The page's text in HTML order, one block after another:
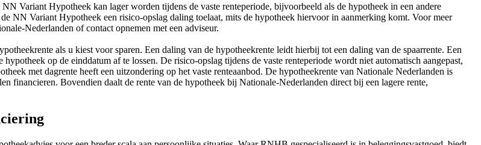
Variant Hypotheek kan lager worden tijdens de vaste renteperiode, bijvoorbeeld als de hypotheek in een andere
NN Variant Hypotheek een risico-opslag daling toelaat, mits de hypotheek hiervoor in aanmerking komt. Voor meer
Nederlanden of contact opnemen met een adviseur.
als u kiest voor sparen. Een daling van de hypotheekrente leidt hierbij tot een daling van de spaarrente. Een
op de einddatum af te lossen. De risico-opslag tijdens de vaste renteperiode wordt niet automatisch aangepast,
met dagrente heeft een uitzondering op het vaste renteaanbod. De hypotheekrente van Nationale Nederlanden is
Bovendien daalt de rente van de hypotheek bij Nationale-Nederlanden direct bij een lagere rente,